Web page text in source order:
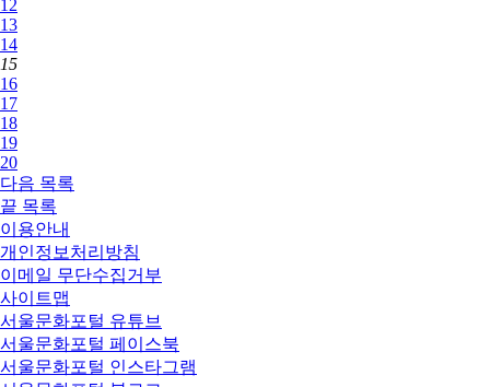
12
13
14
15
16
17
18
19
20
다음 목록
끝 목록
이용안내
개인정보처리방침
이메일 무단수집거부
사이트맵
서울문화포털 유튜브
서울문화포털 페이스북
서울문화포털 인스타그램